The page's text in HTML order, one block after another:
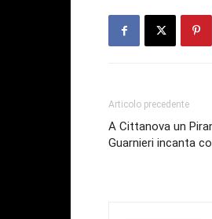
Articolo precedente
A Cittanova un
Guarnieri incanta